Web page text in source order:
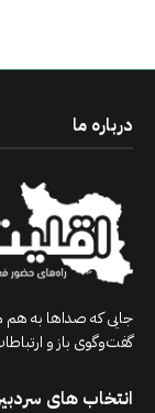
درباره ما
جایی که صداها به هم
گفت‌وگوی باز و
انتخاب های